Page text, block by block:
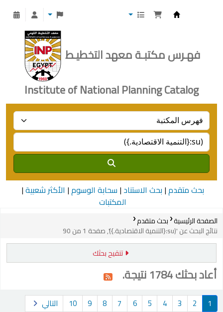
فهـرس مكتبـة معهد التخطيـط
Institute of National Planning Catalog
بحث متقدم بحث الاستناد سحابة الوسوم الأكثر شعبية
المكتبات
الصفحة الرئيسية بحث متقدم
نتائج البحث عن '(su:{التنمية الاقتصادية.})', صفحة 1 من 90
تنقيح بحثك
أعاد بحثك 1784 نتيجة.
4
5
6
8
9
10
التالي